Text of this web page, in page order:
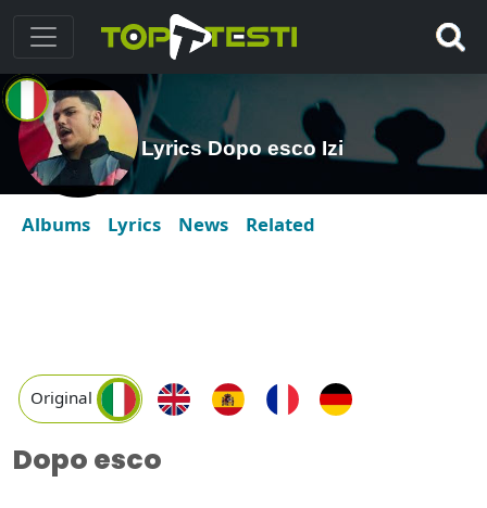
Lyrics Dopo esco Izi
Albums Lyrics News Related
Original
Dopo esco